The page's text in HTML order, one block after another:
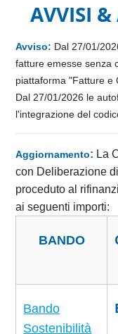
AVVISI
Avviso: Dal 27/01/
fatture emesse senza
piattaforma "Fatture e
Dal 27/01/2026 le
l'integrazione del
Aggiornamento: La
con Deliberazione
proceduto al
ai seguenti importi:
BANDO
Bando
Sostenibilità